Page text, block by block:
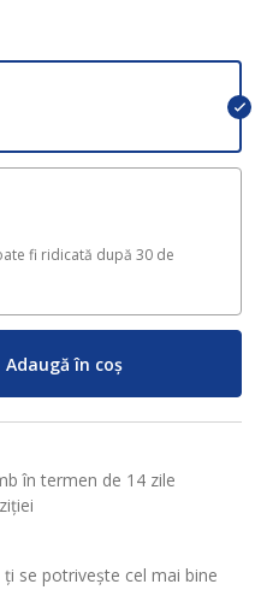
fi ridicată după 30 de
Adaugă în coș
în termen de 14 zile
se potrivește cel mai bine